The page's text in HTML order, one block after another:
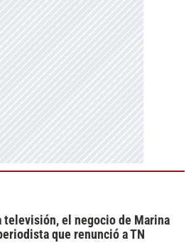
televisión, el negocio de Marina
que renunció a TN